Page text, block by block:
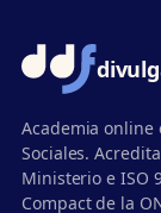
Academia online
Sociales.
Ministerio e ISO
Compact de la